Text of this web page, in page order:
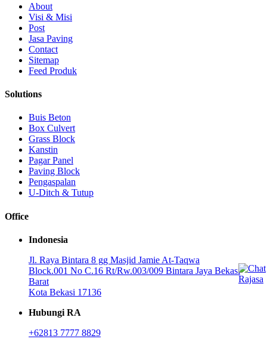
About
Visi & Misi
Post
Jasa Paving
Contact
Sitemap
Feed Produk
Solutions
Buis Beton
Box Culvert
Grass Block
Kanstin
Pagar Panel
Paving Block
Pengaspalan
U-Ditch & Tutup
Office
Indonesia
Jl. Raya Bintara 8 gg Masjid Jamie At-Taqwa
Block.001 No C.16 Rt/Rw.003/009 Bintara Jaya Bekasi
Barat
Kota Bekasi 17136
Hubungi RA
+62813 7777 8829